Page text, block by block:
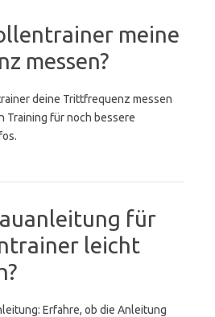
meine
messen?
deine Trittfrequenz messen
Training für noch bessere
für
leicht
Erfahre, ob die Anleitung